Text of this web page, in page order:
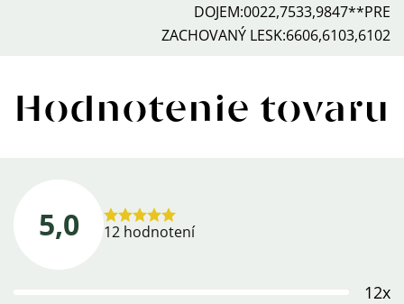
DOJEM:0022,7533,9847**PRE
ZACHOVANÝ LESK:6606,6103,6102
Hodnotenie tovaru
5,0
Priemerné
12 hodnotení
12x